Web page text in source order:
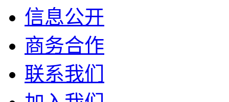
信息公开
商务合作
联系我们